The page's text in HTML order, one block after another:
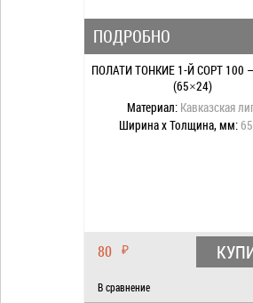
ПОДРОБНО
ПОЛАТИ ТОНКИЕ 1-Й СОРТ 100
(65×24)
Материал: Кавказская
Ширина x Толщина, мм:
80 ₽
В сравнение